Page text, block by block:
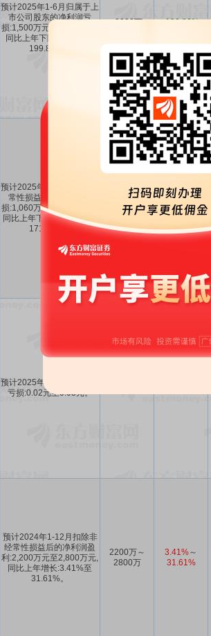
预计2025年1-6月归属于上
市公司股东的净利润亏
损:1,500万元至2,000万元,
同比上年下降:174.9%至
199.86%。
-2000万
-199.86%
预计2025年1-6月扣除非经
常性损益后的净利润亏
损:1,060万元至1,560万元,
同比上年下降:148.65%至
171.59%。
-1560万
～-1060万
-171.59%
～-148.65%
预计2025年1-6月每股收益
亏损:0.02元至0.03元。
预计2024年1-12月扣除非
经常性损益后的净利润盈
利:2,200万元至2,800万元,
同比上年增长:3.41%至
31.61%。
2200万～
2800万
3.41%～
31.61%